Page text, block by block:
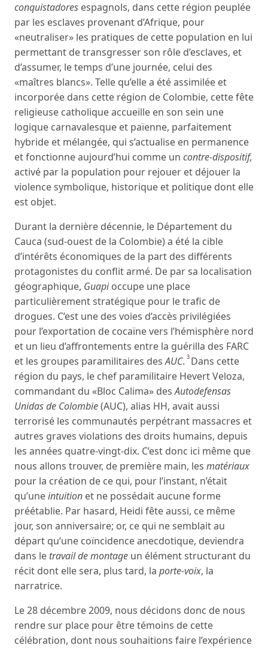
conquistadores espagnols, dans cette région peuplée
par les esclaves provenant d’Afrique, pour
«neutraliser» les pratiques de cette population en lui
permettant de transgresser son rôle d’esclaves, et
d’assumer, le temps d’une journée, celui des
«maîtres blancs». Telle qu’elle a été assimilée et
incorporée dans cette région de Colombie, cette fête
religieuse catholique accueille en son sein une
logique carnavalesque et païenne, parfaitement
hybride et mélangée, qui s’actualise en permanence
et fonctionne aujourd’hui comme un contre-dispositif,
activé par la population pour rejouer et déjouer la
violence symbolique, historique et politique dont elle
est objet.
Durant la dernière décennie, le Département du
Cauca (sud-ouest de la Colombie) a été la cible
d’intérêts économiques de la part des différents
protagonistes du conflit armé. De par sa localisation
géographique, Guapioccupe une place
particulièrement stratégique pour le trafic de
drogues. C’est une des voies d’accès privilégiées
pour l’exportation de cocaïne vers l’hémisphère nord
et un lieu d’affrontements entre la guérilla des FARC
et les groupes paramilitaires desAUC. 3 Dans cette
région du pays, le chef paramilitaire Hevert Veloza,
commandant du «Bloc Calima» desAutodefensas
Unidas de Colombie(AUC), alias HH, avait aussi
terrorisé les communautés perpétrant massacres et
autres graves violations des droits humains, depuis
les années quatre-vingt-dix. C’est donc ici même que
nous allons trouver, de première main, les matériaux
pour la création de ce qui, pour l’instant, n’était
qu’uneintuition et ne possédait aucune forme
préétablie. Par hasard, Heidi fête aussi, ce même
jour, son anniversaire; or, ce qui ne semblait au
départ qu’une coïncidence anecdotique, deviendra
dans le travail de montage un élément structurant du
récit dont elle sera, plus tard, la porte-voix, la
narratrice.
Le 28 décembre 2009, nous décidons donc de nous
rendre sur place pour être témoins de cette
célébration, dont nous souhaitions faire l’expérience